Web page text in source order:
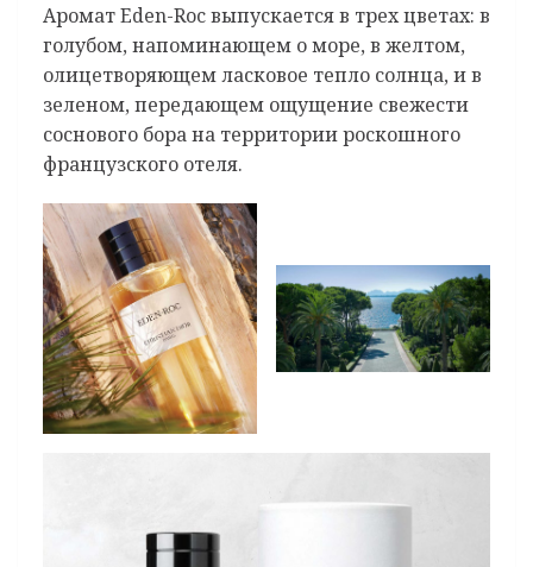
Аромат Eden-Roc выпускается в трех цветах: в
голубом, напоминающем о море, в желтом,
олицетворяющем ласковое тепло солнца, и в
зеленом, передающем ощущение свежести
соснового бора на территории роскошного
французского отеля.